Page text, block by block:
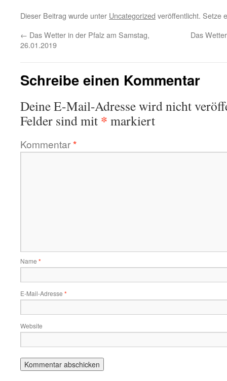
Dieser Beitrag wurde unter Uncategorized veröffentlicht. Setze
← Das Wetter in der Pfalz am Samstag,
26.01.2019
Das
Schreibe einen Kommentar
Deine E-Mail-Adresse wird nicht
Felder sind mit * markiert
Kommentar*
Name *
E-Mail-Adresse *
Website